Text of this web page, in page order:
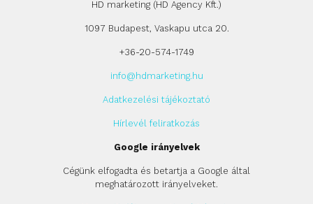
HD marketing (HD Agency Kft.)
1097 Budapest, Vaskapu utca 20.
+36-20-574-1749
info@hdmarketing.hu
Adatkezelési tájékoztató
Hírlevél feliratkozás
Google irányelvek
Cégünk elfogadta és betartja a Google által
meghatározott irányelveket.